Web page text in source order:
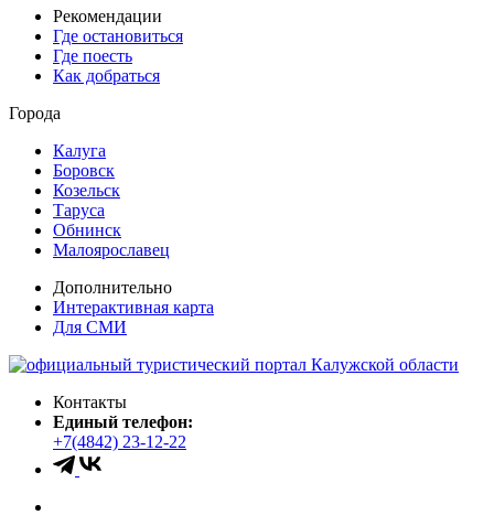
Рекомендации
Где остановиться
Где поесть
Как добраться
Города
Калуга
Боровск
Козельск
Таруса
Обнинск
Малоярославец
Дополнительно
Интерактивная карта
Для СМИ
Контакты
Единый телефон:
+7(4842) 23-12-22